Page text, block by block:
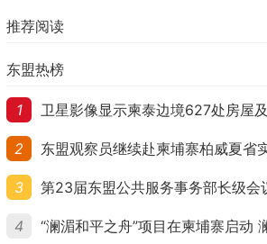
推荐阅读
东盟热榜
1
2
3
4